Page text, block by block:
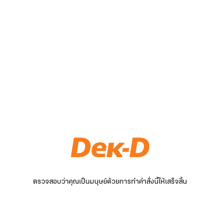
ตรวจสอบว่าคุณเป็นมนุษย์ด้วยการทำคำสั่งนี้ให้เสร็จสิ้น